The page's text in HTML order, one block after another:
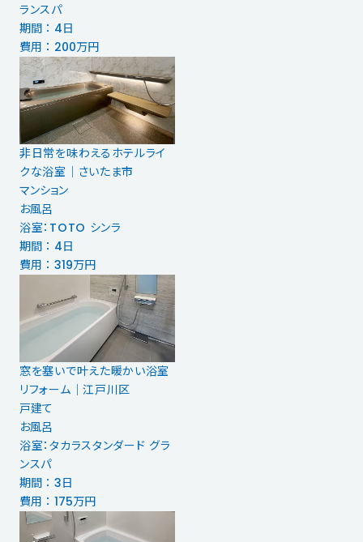
ランスパ
期間 ： 4日
費用 ： 200万円
非日常を味わえるホテルライ
クな浴室｜さいたま市
マンション
お風呂
浴室：TOTO シンラ
期間 ： 4日
費用 ： 319万円
窓を塞いで叶えた暖かい浴室
リフォーム｜江戸川区
戸建て
お風呂
浴室：タカラスタンダード グラ
ンスパ
期間 ： 3日
費用 ： 175万円